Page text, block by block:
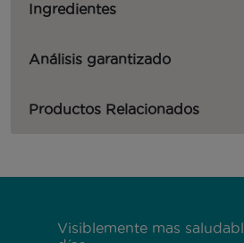
Ingredientes
Análisis garantizado
Productos Relacionados
Visiblemente mas